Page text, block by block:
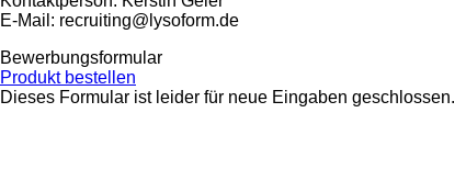
E-Mail: recruiting@lysoform.de
Bewerbungsformular
Produkt bestellen
Dieses Formular ist leider für neue Eingaben geschlossen.